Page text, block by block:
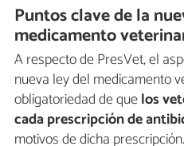
Puntos clave de la
medicamento
A respecto de PresVet, el
nueva ley del medicamento
obligatoriedad de quelos
cada prescripción de
motivos de dicha